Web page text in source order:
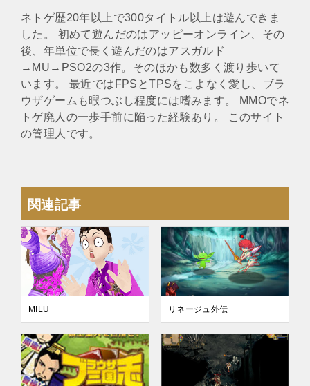
ネトゲ歴20年以上で300タイトル以上は遊んできま
した。 初めて遊んだのはアッピーオンライン、その
後、年単位で長く遊んだのはアスガルド
→MU→PSO2の3作。そのほかも数多く渡り歩いて
います。 最近ではFPSとTPSをこよなく愛し、ブラ
ウザゲームも暇つぶし程度には嗜みます。 MMOでネ
トゲ廃人の一歩手前に陥った経験あり。 このサイト
の管理人です。
関連記事
MILU リネージュ外伝